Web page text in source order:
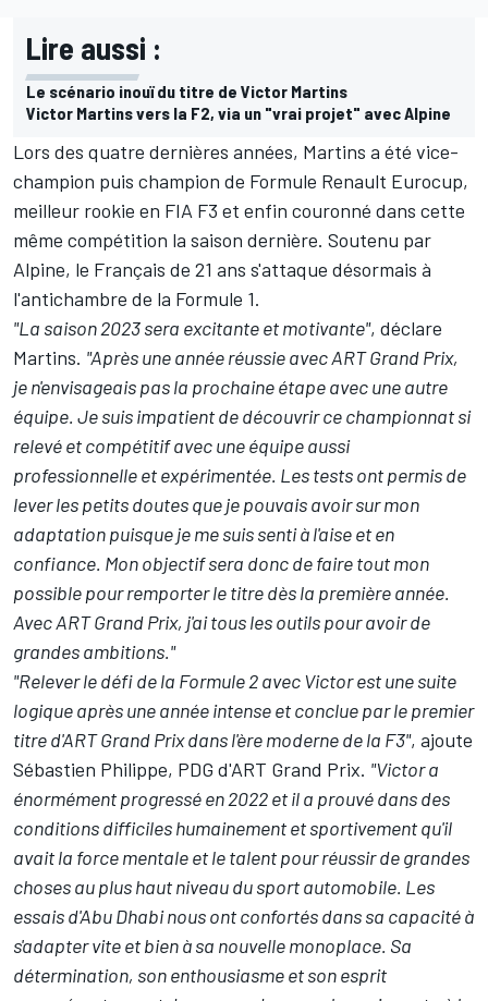
Lire aussi :
Le scénario inouï du titre de Victor Martins
Victor Martins vers la F2, via un "vrai projet" avec Alpine
Lors des quatre dernières années, Martins a été vice-
champion puis champion de Formule Renault Eurocup,
meilleur rookie en FIA F3 et enfin couronné dans cette
même compétition la saison dernière. Soutenu par
Alpine, le Français de 21 ans s'attaque désormais à
l'antichambre de la Formule 1.
"La saison 2023 sera excitante et motivante", déclare
Martins. "Après une année réussie avec ART Grand Prix,
je n'envisageais pas la prochaine étape avec une autre
équipe. Je suis impatient de découvrir ce championnat si
relevé et compétitif avec une équipe aussi
professionnelle et expérimentée. Les tests ont permis de
lever les petits doutes que je pouvais avoir sur mon
adaptation puisque je me suis senti à l'aise et en
confiance. Mon objectif sera donc de faire tout mon
possible pour remporter le titre dès la première année.
Avec ART Grand Prix, j'ai tous les outils pour avoir de
grandes ambitions."
"Relever le défi de la Formule 2 avec Victor est une suite
logique après une année intense et conclue par le premier
titre d'ART Grand Prix dans l'ère moderne de la F3", ajoute
Sébastien Philippe, PDG d'ART Grand Prix. "Victor a
énormément progressé en 2022 et il a prouvé dans des
conditions difficiles humainement et sportivement qu'il
avait la force mentale et le talent pour réussir de grandes
choses au plus haut niveau du sport automobile. Les
essais d'Abu Dhabi nous ont confortés dans sa capacité à
s'adapter vite et bien à sa nouvelle monoplace. Sa
détermination, son enthousiasme et son esprit